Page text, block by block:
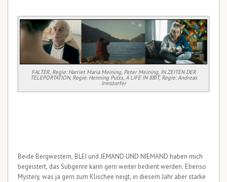
FALTER, Regie: Harriet Maria Meining, Peter Meining, IN ZEITEN DER
TELEPORTATION, Regie: Henning Pulss, A LIFE IN 8BIT, Regie: Andreas
Irmstorfer
Beide Bergwestern, BLEI und JEMAND UND NIEMAND haben mich
begeistert, das Subgenre kann gern weiter bedient werden. Ebenso
Mystery, was ja gern zum Klischee neigt, in diesem Jahr aber starke